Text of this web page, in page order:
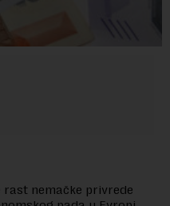
rast nemačke privrede